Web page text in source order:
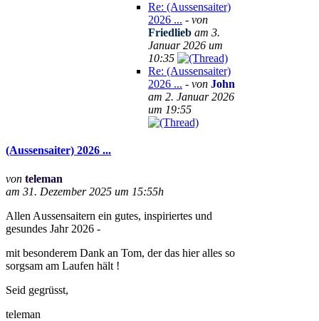
Re: (Aussensaiter)
2026 ... - von
Friedlieb am 3.
Januar 2026 um
10:35
Re: (Aussensaiter)
2026 ... - von John
am 2. Januar 2026
um 19:55
(Aussensaiter) 2026 ...
von teleman
am 31. Dezember 2025 um 15:55h
Allen Aussensaitern ein gutes, inspiriertes und
gesundes Jahr 2026 -
mit besonderem Dank an Tom, der das hier alles so
sorgsam am Laufen hält !
Seid gegrüsst,
teleman